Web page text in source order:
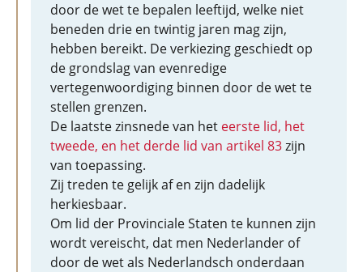
door de wet te bepalen leeftijd, welke niet
beneden drie en twintig jaren mag zijn,
hebben bereikt. De verkiezing geschiedt op
de grondslag van evenredige
vertegenwoordiging binnen door de wet te
stellen grenzen.
De laatste zinsnede van het eerste lid, het
tweede, en het derde lid van artikel 83zijn
van toepassing.
Zij treden te gelijk af en zijn dadelijk
herkiesbaar.
Om lid der Provinciale Staten te kunnen zijn
wordt vereischt, dat men Nederlander of
door de wet als Nederlandsch onderdaan